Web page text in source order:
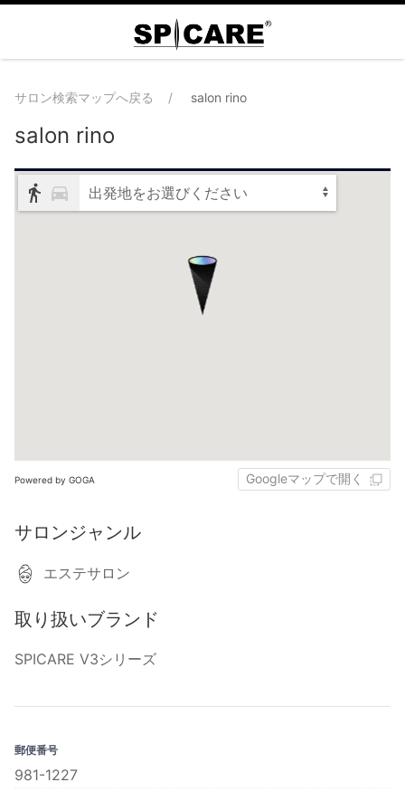
サロン検索マップへ戻る salon rino
salon rino
出発地をお選びください
Powered by GOGA Googleマップで開く
サロンジャンル
エステサロン
取り扱いブランド
SPICARE V3シリーズ
郵便番号
981-1227